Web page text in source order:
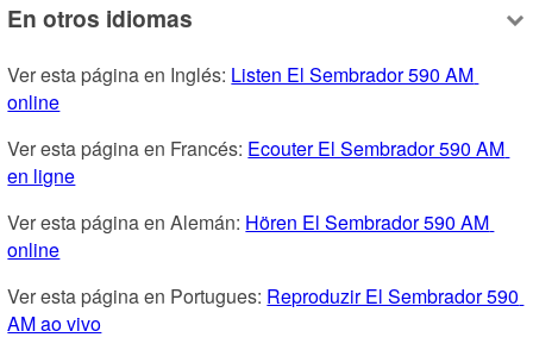
En otros idiomas
Ver esta página en Inglés: Listen El Sembrador 590 AM
online
Ver esta página en Francés: Ecouter El Sembrador 590 AM
en ligne
Ver esta página en Alemán: Hören El Sembrador 590 AM
online
Ver esta página en Portugues: Reproduzir El Sembrador 590
AM ao vivo